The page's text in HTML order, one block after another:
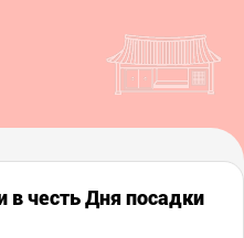
в честь Дня посадки